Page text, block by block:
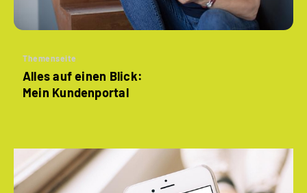
Themenseite
Alles auf einen Blick:
Mein Kundenportal